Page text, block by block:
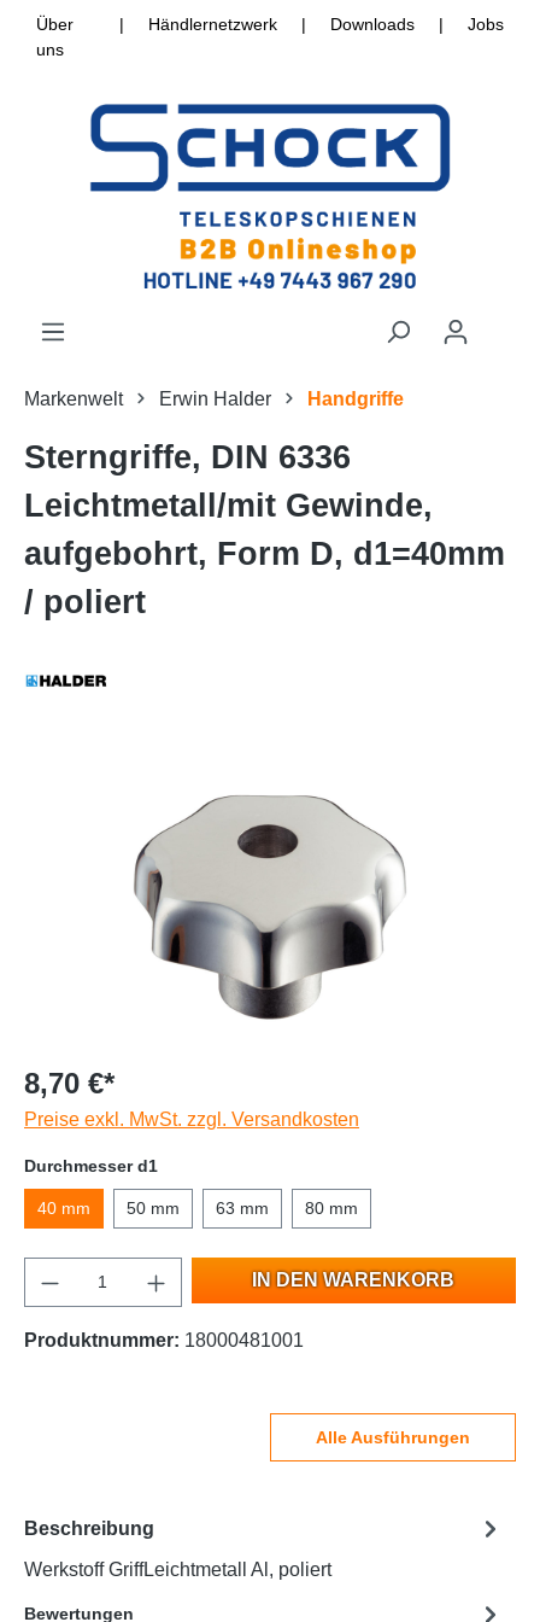
Über
uns
| Händlernetzwerk | Downloads | Jobs
Markenwelt Erwin Halder Handgriffe
Sterngriffe, DIN 6336
Leichtmetall/mit Gewinde,
aufgebohrt, Form D, d1=40mm
/ poliert
8,70 €*
Preise exkl. MwSt. zzgl. Versandkosten
Durchmesser d1
40 mm 50 mm 63 mm 80 mm
IN DEN WARENKORB
Produktnummer: 18000481001
Alle Ausführungen
Beschreibung
Werkstoff GriffLeichtmetall Al, poliert
Bewertungen